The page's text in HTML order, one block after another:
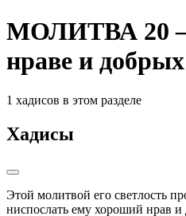
МОЛИТВА 20
нраве и
1 хадисов в этом разделе
Хадисы
Этой молитвой его светлость просил Всевышнего Аллаха ниспослать ему хороший нрав и добрые деяния.
Господи! Благослови Мухаммада и его семейство и вознеси мою веру до высочайшей степени совершенства, сделай мою уверенность самой непоколебимой, преврати мои помыслы и деяния в наилучшие из помыслов и деяний!
О, Господи! Своей милостью сохрани мои намерения от неискренности и укрепи мою убежденность! Своей мощью исправь мои недостатки!
Господи! Благослови Мухаммада и его семейство и даруй мне успех в том, о чем одолевает меня забота! Помоги мне совершать дела, отчет о которых Ты потребуешь у меня завтра, и дай мне провести дни своей жизни в делах, для совершения которых Ты сотворил меня! Сделай меня богатым и дай мне пропитание! Не подвергай меня испытанию завистью, и укрепи меня, и да не обуяет меня гордыня! Сделай меня Своим рабом и не уничтожай моё богослужение тщеславием и гордыней! Моими руками делай добро людям и не омрачай добро напоминанием рабам Божьим о добродеяниях! Дай мне самый добрый нрав и храни от самодовольства!
Господи! Благослови Мухаммада и его семейство и умаляй моё значение в моих глазах в той степени, в которой возвышаешь в глазах людей! Ниспосылая мне величие перед людьми, унижай меня перед самим собой!
Господи! Благослови Мухаммада и его семейство, направь меня на стезю добра и сделай так, чтобы я не сбился с пути! Открой предо мной путь истины и сделай так, чтобы я не ступил на путь лжи! Дай мне искренние помыслы и сделай так, чтобы я не сомневался в них! Удлини мою жизнь и сделай так, чтобы она прошла в служении Тебе! А если моя жизнь станет пастбищем для дьявола, возьми мою душу прежде, чем обрушишь на меня Свой гнев!
О, Господи! Не допусти во мне порочного,  такого, которое не заменишь Ты благим, и не допусти во мне дурного, такого, которое  не заменишь Ты добрым, и не допусти во мне достойного порицания, такого, которое Ты не исправил бы, восполнив неполноту похвальных качеств!
Господи! Благослови Мухаммада и его семейство и замени вражду моих врагов любовью, зависть завистников дружбой, подозрения близких доверием ко мне, вражду приближенных ко мне дружбой, злобу родственников доброжелательностью, предательство окружающих помощью, показную дружбу льстецов прочной дружбой, непримиримость собеседников доброй беседой и горечь страха перед угнетателями сладостью безопасности от их жестокости!
Господи! Благослови Мухаммада и его семейство и дай мне силы одолеть тех, кто причинит мне зло, красноречивый язык в спорах, победу в сражении с врагами, хитрость в борьбе с интриганами и могущество перед тем, кто желает подчинить меня себе! Выяви ложь того, кто порочит меня, и сохрани от того, кто угрожает мне, дабы я подчинялся тому, кто укажет мне путь истины, и следовал за тем, кто направит меня на этот путь!
Господи! Благослови Мухаммада и его семейство и дай мне избавление от дурного, дабы я мог ответить искренностью тому, кто неискренен со мной, отнестись с добром к тому, кто отдалился от меня, проявить щедрость к тому, кто обездолил меня, примкнуть к тому, кто разорвал свою дружбу со мной, хорошо отзываться о том, кто злословит в мой адрес, отвечать благодарностью на добро и закрывать глаза на зло!
О, Господи! Даруй мне лик праведников и облеки в прекрасное одеяние аскетов, чтобы я устанавливал справедливость, утихомиривал свою злобу, тушил огонь вражды, соединял отдалившихся, примирял тех, кто в ссоре, делал добро, скрывал недостатки, был кроток, смирен и благороден, забыл о гордыне, имел добрый нрав и страмился проявлять щедрость и милость, не выявлял недостатки других, не был добр к тем, кто этого не заслуживает, говорил правду, даже если будет нелегко,умалял значение своих добрых поступков и слов, даже если они будут многочисленны, и умножал значение своих дурных поступков и слов, даже если они будут ничтожны. О, Господи! Доведи эти качества во мне до совершенства посредством неустанного поклонения Тебе, следования за общиной верующих в Тебя и отдаления от приверженцев нововведений,  поступающих по собственному произволу!
Господи! Благослови Мухаммада и его семейство и дай мне в старости наилучшее из пропитаний, а в моменты бессилия - самую мощную силу! Не делай меня ленивым в служении Тебе и не допусти, чтобы мои глаза перестали видеть Твой путь! Не позволь мне потерять Твою любовь, примкнуть к тем, кто отрекся от Тебя или отречься от тех, кто примкнул к Тебе!
О, Господи! Сделай так, чтобы в случае необходимости я мог прибегнуть к Тебе, просить Твоей помощи в нужде и молиться Тебе в нищете! Не испытывай меня, о, Милосерднейший из милосердных, обращусь ли я в беде за помощью к другому, а не к Тебе, преклонюсь ли я смиренно в несчастии пред Тобой, а не другим, и буду ли я молиться в страхе Тебе, а не другому, чтобы заслужить Твои немилость, отвержение и отвращение, о, Милостивейший из Милостивых!
О, Господи! Преврати возбуждаемое во мне дьяволом желание, намерение или зависть в упоминание Твоего величия, мысль о Твоём могуществе и способ борьбы с Твоим врагом!
Преврати оскорбление, отрицание, неуважение, ложное свидетельство, сплетню об отсутствующем праведнике или злословие в отношении присутствующего и подобные слова, вложенные дьяволом в мои уста, в восхваление Тебе, описание Твоего могущества и величия, благодарность за Твою милость, признание Твоей щедрости и перечисление Твоих благ!
Господи! Благослови Мухаммада и его семейство! Никто не может причинить мне зло, пока Ты отвращаешь от меня беду. Я не могу причинить зло другим, ибо Ты способен отвратить меня от